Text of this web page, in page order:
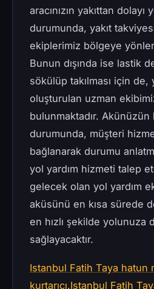
aracınızın yakıttan dolayı
durumunda, yakıt
ekiplerimiz bölgeye
Bunun dışında ise lastik
sökülüp takılması için de,
oluşturulan uzman
bulunmaktadır. Akünüzün
durumunda, müşteri
bağlanarak durumu
yol yardım hizmeti talep
gelecek olan yol yardım
aküsünü en kısa sürede
en hızlı şekilde yolunuza
sağlayacaktır.
Istanbul Fatih Taya hatun
kurtarıcı,Istanbul Fatih